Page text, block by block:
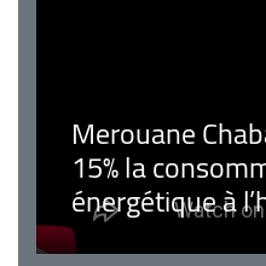
Merouane
15% la
énergétique à